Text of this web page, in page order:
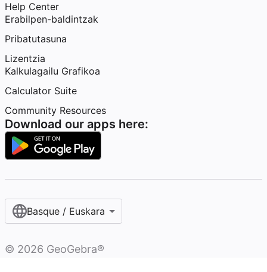
Help Center
Erabilpen-baldintzak
Pribatutasuna
Lizentzia
Kalkulagailu Grafikoa
Calculator Suite
Community Resources
Download our apps here:
Basque / Euskara
© 2026 GeoGebra®